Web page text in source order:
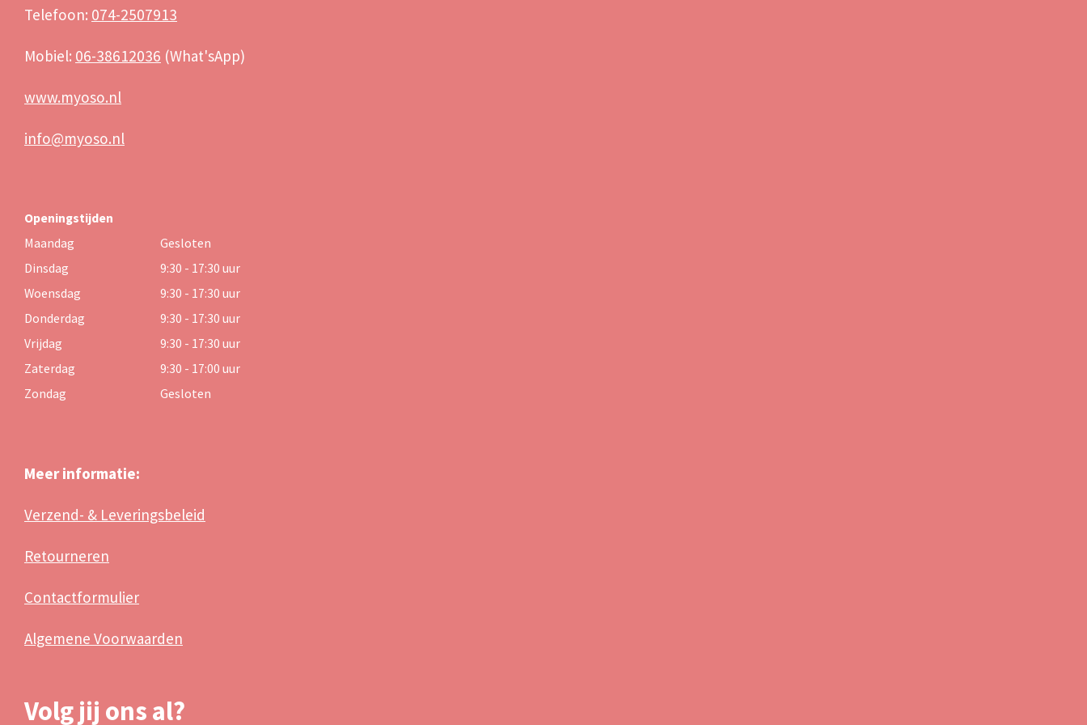
Telefoon: 074-2507913
Mobiel: 06-38612036 (What'sApp)
www.myoso.nl
info@myoso.nl
Openingstijden
Maandag
Gesloten
Dinsdag
9:30 - 17:30 uur
Woensdag
9:30 - 17:30 uur
Donderdag
9:30 - 17:30 uur
Vrijdag
9:30 - 17:30 uur
Zaterdag
9:30 - 17:00 uur
Zondag
Gesloten
Meer informatie:
Verzend- & Leveringsbeleid
Retourneren
Contactformulier
Algemene Voorwaarden
Volg jij ons al?